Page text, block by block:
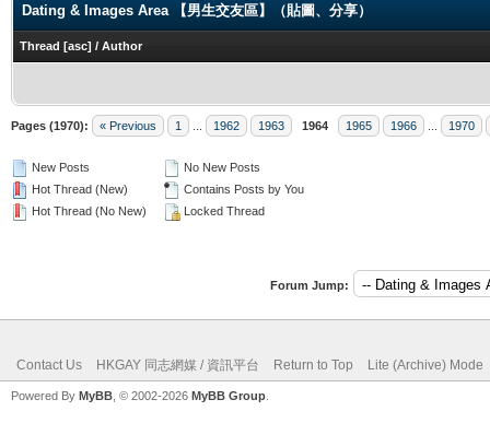
Dating & Images Area 【男生交友區】（貼圖、分享）
Thread [asc] / Author
Pages (1970): « Previous 1 1962 1963 1964 1965 1966 1970
New Posts
Hot Thread (New)
Hot Thread (No New)
No New Posts
Contains Posts by You
Locked Thread
Forum Jump:
Contact Us HKGAY 同志網媒 / 資訊平台 Return to Top Lite (Archive) Mode
Powered By MyBB , © 2002-2026 MyBB Group